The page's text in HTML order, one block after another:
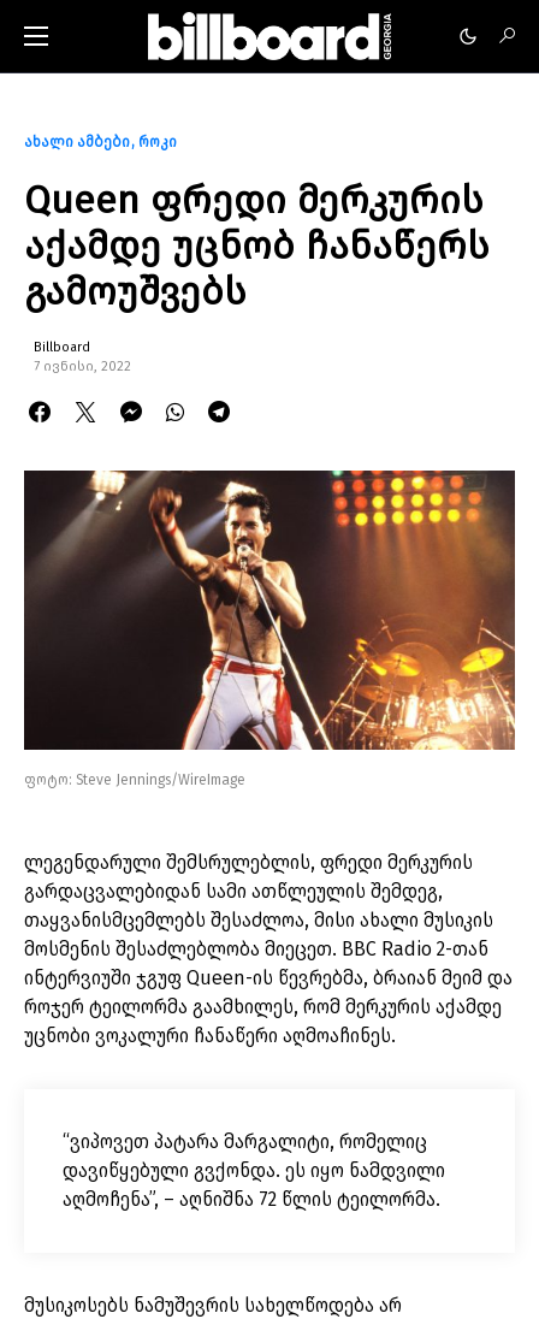
ახალი ამბები როკი
Queen ფრედი მერკურის
აქამდე უცნობ ჩანაწერს
გამოუშვებს
Billboard
7 ივნისი, 2022
ფოტო: Steve Jennings/WireImage
ლეგენდარული შემსრულებლის, ფრედი მერკურის
გარდაცვალებიდან სამი ათწლეულის შემდეგ,
თაყვანისმცემლებს შესაძლოა, მისი ახალი მუსიკის
მოსმენის შესაძლებლობა მიეცეთ. BBC Radio 2-თან
ინტერვიუში ჯგუფ Queen-ის წევრებმა, ბრაიან მეიმ და
როჯერ ტეილორმა გაამხილეს, რომ მერკურის აქამდე
უცნობი ვოკალური ჩანაწერი აღმოაჩინეს.
“ვიპოვეთ პატარა მარგალიტი, რომელიც
დავიწყებული გვქონდა. ეს იყო ნამდვილი
აღმოჩენა”, – აღნიშნა 72 წლის ტეილორმა.
მუსიკოსებს ნამუშევრის სახელწოდება არ